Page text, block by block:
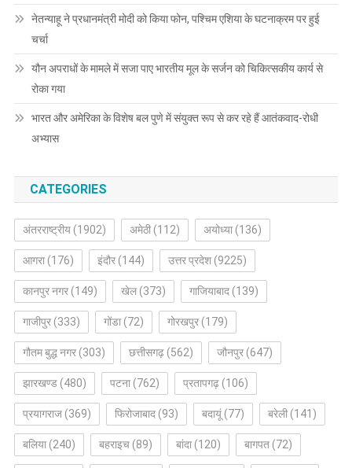
नेतन्याहू ने प्रधानमंत्री मोदी को किया फोन, पश्चिम एशिया के घटनाक्रम पर हुई
चर्चा
यौन अपराधों के मामले में सजा पाए भारतीय मूल के सर्जन को चिकित्सकीय कार्य से
रोका गया
भारत और अमेरिका के विशेष बल पुणे में संयुक्त रूप से कर रहे हैं आतंकवाद-रोधी
अभ्यास
CATEGORIES
अंतरराष्ट्रीय(1902) अमेठी(112) अयोध्या(136)
आगरा(176) इंदौर(144) उत्तर प्रदेश(9225)
कानपुर नगर(149) खेल(373) गाजियाबाद(139)
गाजीपुर(333) गोंडा(72) गोरखपुर(179)
गौतम बुद्ध नगर(303) छत्तीसगढ़(562) जौनपुर(647)
झारखण्ड(480) पटना(762) प्रतापगढ़(106)
प्रयागराज(369) फिरोजाबाद(93) बदायूं(77) बरेली(141)
बलिया(240) बहराइच(89) बांदा(120) बागपत(72)